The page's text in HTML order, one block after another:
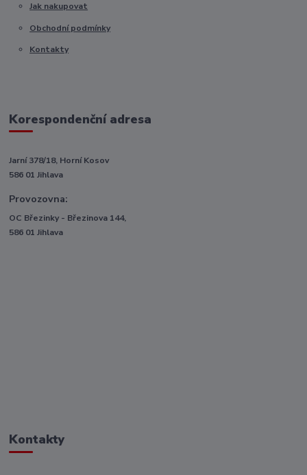
Jak nakupovat
Obchodní podmínky
Kontakty
Korespondenční adresa
Jarní 378/18, Horní Kosov
586 01 Jihlava
Provozovna:
OC Březinky - Březinova 144,
586 01 Jihlava
Kontakty